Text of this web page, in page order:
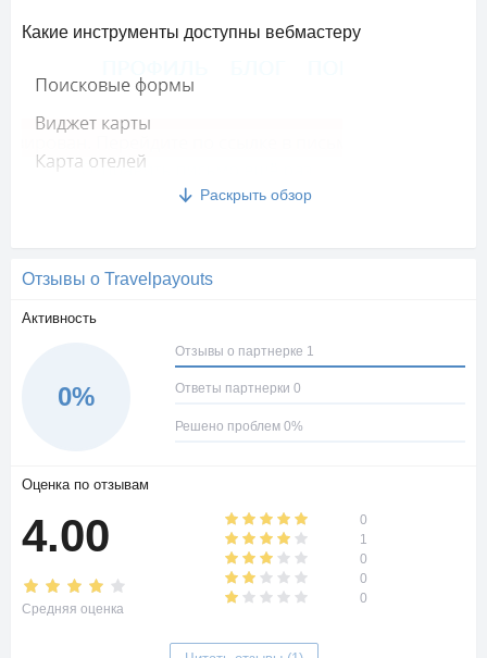
Какие инструменты доступны вебмастеру
• Доступ к API и SDK для разработчиков приложений.
Раскрыть обзор
Отзывы о Travelpayouts
Активность
0%
Отзывы о партнерке 1
Ответы партнерки 0
Решено проблем 0%
Оценка по отзывам
4.00
Средняя оценка
0
1
0
0
0